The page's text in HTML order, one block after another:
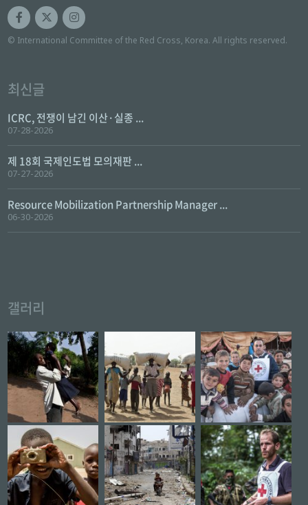
© International Committee of the Red Cross, Korea. All rights reserved.
최신글
ICRC, 전쟁이 남긴 이산·실종 ...
07-28-2026
제 18회 국제인도법 모의재판 ...
07-27-2026
Resource Mobilization Partnership Manager ...
06-30-2026
갤러리